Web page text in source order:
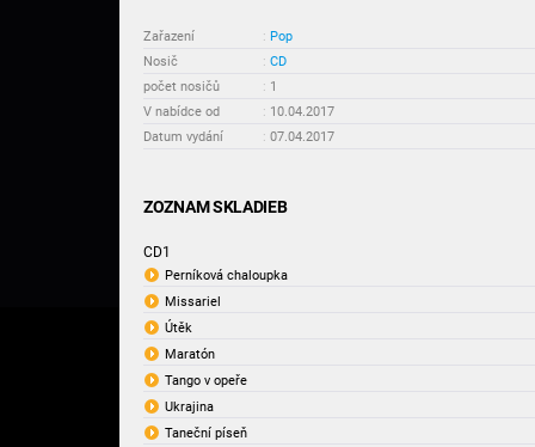
Zařazení : Pop
Nosič
: CD
počet nosičů
: 1
V nabídce od
: 10.04.2017
Datum vydání
: 07.04.2017
ZOZNAM SKLADIEB
CD1
Perníková chaloupka
Missariel
Útěk
Maratón
Tango v opeře
Ukrajina
Taneční píseň